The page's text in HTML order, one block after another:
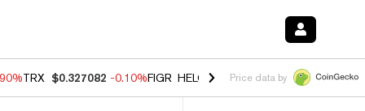
TRX $0.327082 -0.10%FIGR_HELOC $1.035 0.20%HYPE $55.84
Price data by